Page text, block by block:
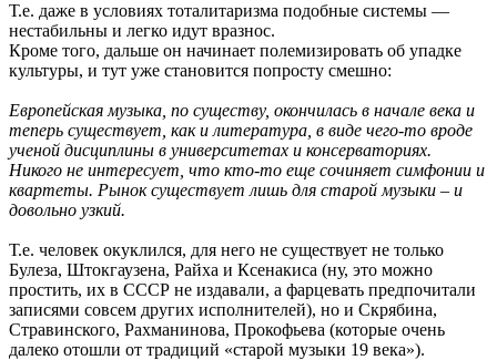
Т.е. даже в условиях тоталитаризма подобные системы —
нестабильны и легко идут вразнос.
Кроме того, дальше он начинает полемизировать об упадке
культуры, и тут уже становится попросту смешно:
Европейская музыка, по существу, окончилась в начале века и
теперь существует, как и литература, в виде чего-то вроде
ученой дисциплины в университетах и консерваториях.
Никого не интересует, что кто-то еще сочиняет симфонии и
квартеты. Рынок существует лишь для старой музыки – и
довольно узкий.
Т.е. человек окуклился, для него не существует не только
Булеза, Штокгаузена, Райха и Ксенакиса (ну, это можно
простить, их в СССР не издавали, а фарцевать предпочитали
записями совсем других исполнителей), но и Скрябина,
Стравинского, Рахманинова, Прокофьева (которые очень
далеко отошли от традиций «старой музыки 19 века»).